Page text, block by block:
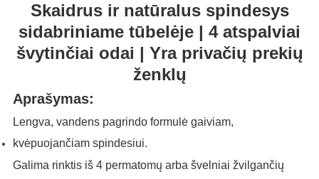
Skaidrus ir natūralus spindesys
sidabriniame tūbelėje | 4 atspalviai
švytinčiai odai | Yra privačių prekių
ženklų
Aprašymas:
Lengva, vandens pagrindo formulė gaiviam,
kvėpuojančiam spindesiui.
Galima rinktis iš 4 permatomų arba švelniai žvilgančių